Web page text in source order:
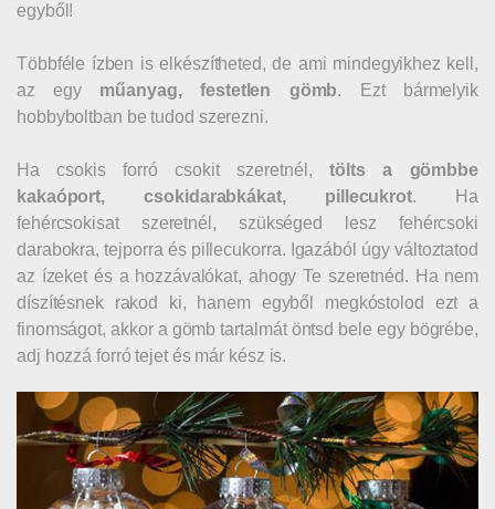
egyből!
Többféle ízben is elkészítheted, de ami mindegyikhez kell,
az egy műanyag, festetlen gömb. Ezt bármelyik
hobbyboltban be tudod szerezni.
Ha csokis forró csokit szeretnél,tölts a gömbbe
kakaóport, csokidarabkákat, pillecukrot. Ha
fehércsokisat szeretnél, szükséged lesz fehércsoki
darabokra, tejporra és pillecukorra. Igazából úgy változtatod
az ízeket és a hozzávalókat, ahogy Te szeretnéd. Ha nem
díszítésnek rakod ki, hanem egyből megkóstolod ezt a
finomságot, akkor a gömb tartalmát öntsd bele egy bögrébe,
adj hozzá forró tejet és már kész is.